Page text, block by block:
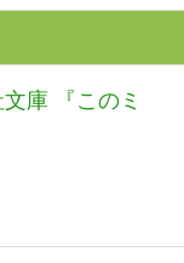
庫 『このミ